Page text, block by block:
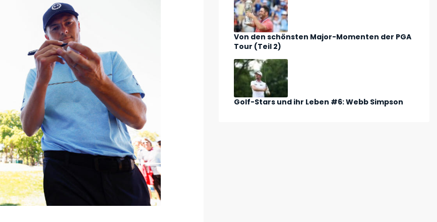
Von den schönsten Major-Momenten der PGA
Tour (Teil 2)
Golf-Stars und ihr Leben #6: Webb Simpson